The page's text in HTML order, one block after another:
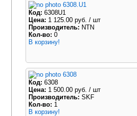
6308.U1
Код: 6308U1
Цена: 1 125.00 руб. / шт
Производитель: NTN
Кол-во: 0
В корзину!
6308
Код: 6308
Цена: 1 500.00 руб. / шт
Производитель: SKF
Кол-во: 1
В корзину!